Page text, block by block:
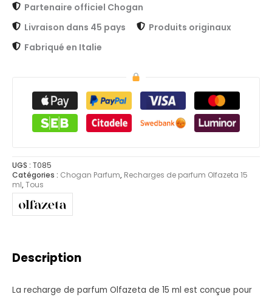
Partenaire officiel Chogan
Livraison dans 45 pays
Produits originaux
Fabriqué en Italie
UGS : T085
Catégories : Chogan Parfum, Recharges de parfum Olfazeta 15
ml,Tous
Description
La recharge de parfum Olfazeta de 15 ml est conçue pour